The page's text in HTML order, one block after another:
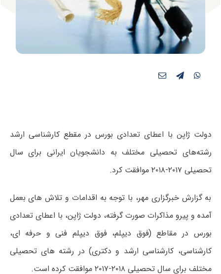
دولت ژاپن با اعطای تعدادی بورس در مقطع کارشناسی ارشد
رشته‌های تحصیلی مختلف به دانشجویان ایرانی برای سال
تحصیلی ۲۰۱۷-۲۰۱۸ موافقت کرد.
به گزارش خبرگزاری مهر، با توجه به اقدامات و تلاش های بعمل
آمده و پیرو مذاکرات صورت گرفته، دولت ژاپن، با اعطای تعدادی
بورس در مقاطع (فوق دیپلم، فوق دیپلم فنی و حرفه ای،
کارشناسی، کارشناسی ارشد و دکتری) در رشته های تحصیلی
مختلف برای سال تحصیلی ۲۰۱۸-۲۰۱۷ موافقت کرده است
.